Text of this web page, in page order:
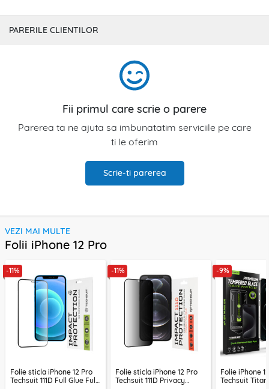
PARERILE CLIENTILOR
Fii primul care scrie o parere
Parerea ta ne ajuta sa imbunatatim serviciile pe care
ti le oferim
Scrie-ti parerea
VEZI MAI MULTE
Folii iPhone 12 Pro
-11%
Folie sticla iPhone 12 Pro
Techsuit 111D Full Glue Full
-11%
Folie sticla iPhone 12 Pro
Techsuit 111D Privacy
-9%
Folie iPhone
Techsuit